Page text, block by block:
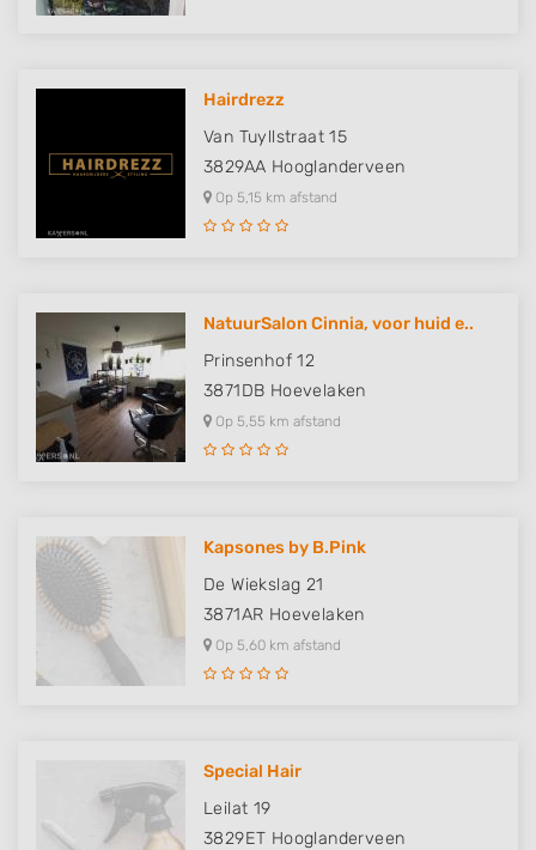
Hairdrezz
Van Tuyllstraat 15
3829AA Hooglanderveen
Op 5,15 km afstand
NatuurSalon Cinnia, voor huid e..
Prinsenhof 12
3871DB Hoevelaken
Op 5,55 km afstand
Kapsones by B.Pink
De Wiekslag 21
3871AR Hoevelaken
Op 5,60 km afstand
Special Hair
Leilat 19
3829ET Hooglanderveen